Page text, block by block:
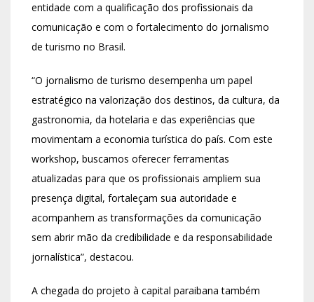
entidade com a qualificação dos profissionais da
comunicação e com o fortalecimento do jornalismo
de turismo no Brasil.
“O jornalismo de turismo desempenha um papel
estratégico na valorização dos destinos, da cultura, da
gastronomia, da hotelaria e das experiências que
movimentam a economia turística do país. Com este
workshop, buscamos oferecer ferramentas
atualizadas para que os profissionais ampliem sua
presença digital, fortaleçam sua autoridade e
acompanhem as transformações da comunicação
sem abrir mão da credibilidade e da responsabilidade
jornalística”, destacou.
A chegada do projeto à capital paraibana também